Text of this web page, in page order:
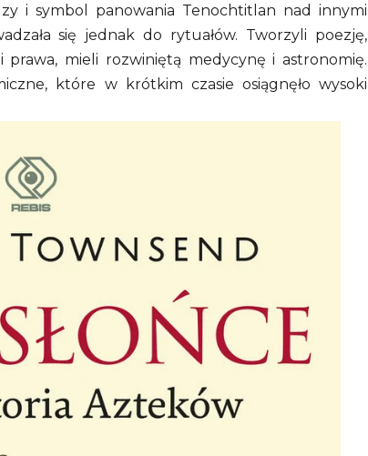
i symbol panowania Tenochtitlan nad innymi
się jednak do rytuałów. Tworzyli poezję,
mieli rozwiniętą medycynę i astronomię.
które w krótkim czasie osiągnęło wysoki